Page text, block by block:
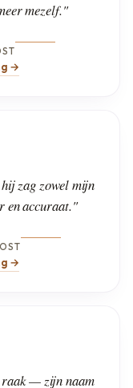
mezelf."
→
zag zowel mijn
en accuraat."
→
— zijn naam